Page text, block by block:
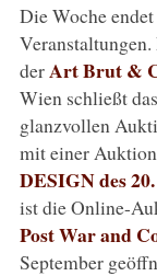
Die Woche
Veranstaltungen.
derArt Brut &
Wien schließt das
glanzvollen
mit einer
DESIGN des 20.
ist die Online-
Post War and
September